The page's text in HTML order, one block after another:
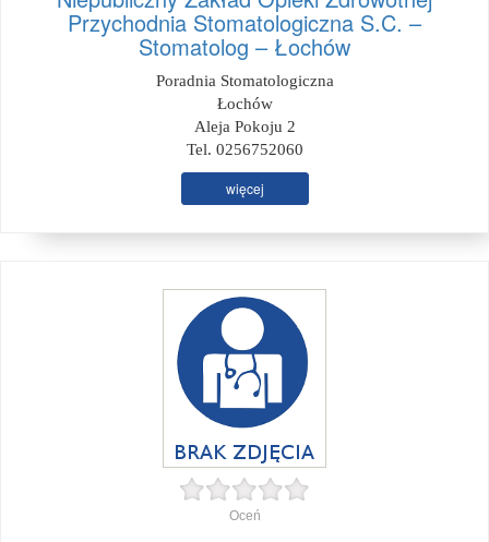
Przychodnia Stomatologiczna S.C. –
Stomatolog – Łochów
Poradnia Stomatologiczna
Łochów
Aleja Pokoju 2
Tel. 0256752060
więcej
Oceń